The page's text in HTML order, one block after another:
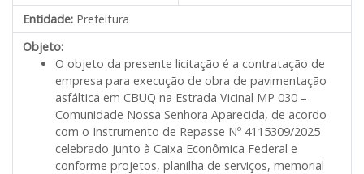
Entidade: Prefeitura
Objeto:
O objeto da presente licitação é a contratação de
empresa para execução de obra de pavimentação
asfáltica em CBUQ na Estrada Vicinal MP 030 –
Comunidade Nossa Senhora Aparecida, de acordo
com o Instrumento de Repasse Nº 4115309/2025
celebrado junto à Caixa Econômica Federal e
conforme projetos, planilha de serviços, memorial